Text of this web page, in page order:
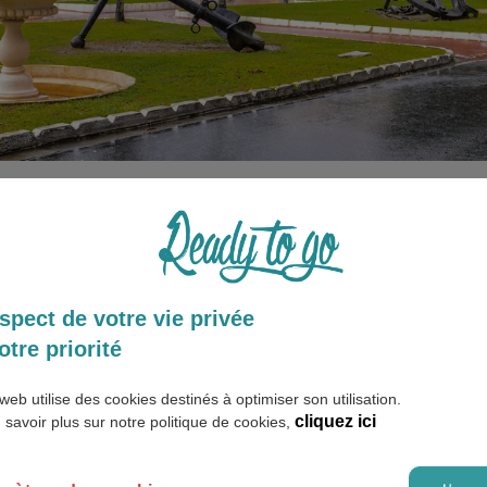
Guyane
le français. Vous entendrez également parler d’autres
anglaise ou française, de l’anglais, du portugais, de
de votre vie privée
priorité
utilise des cookies destinés à optimiser son utilisation.
savoir plus sur notre politique de cookies, cliquez ici